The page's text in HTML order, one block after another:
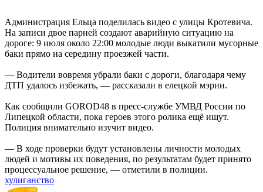
Администрация Ельца поделилась видео с улицы Кротевича.
На записи двое парней создают аварийную ситуацию на
дороге: 9 июля около 22:00 молодые люди выкатили мусорные
баки прямо на середину проезжей части.
— Водители вовремя убрали баки с дороги, благодаря чему
ДТП удалось избежать, — рассказали в елецкой мэрии.
Как сообщили GOROD48 в пресс-службе УМВД России по
Липецкой области, пока героев этого ролика ещё ищут.
Полиция внимательно изучит видео.
— В ходе проверки будут установлены личности молодых
людей и мотивы их поведения, по результатам будет принято
процессуальное решение, — отметили в полиции.
хулиганство